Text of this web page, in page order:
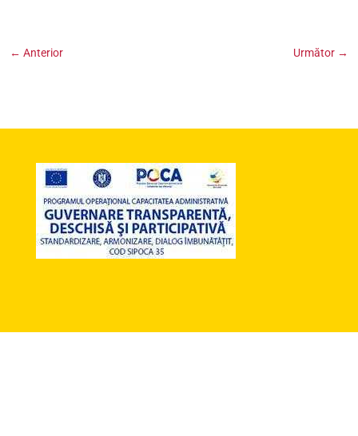
←Anterior Următor→